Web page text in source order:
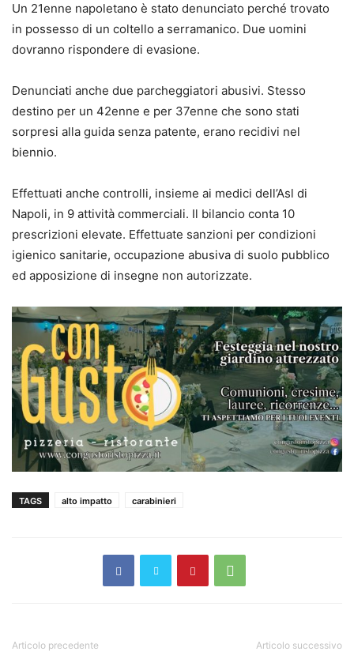
Un 21enne napoletano è stato denunciato perché trovato
in possesso di un coltello a serramanico. Due uomini
dovranno rispondere di evasione.
Denunciati anche due parcheggiatori abusivi. Stesso
destino per un 42enne e per 37enne che sono stati
sorpresi alla guida senza patente, erano recidivi nel
biennio.
Effettuati anche controlli, insieme ai medici dell’Asl di
Napoli, in 9 attività commerciali. Il bilancio conta 10
prescrizioni elevate. Effettuate sanzioni per condizioni
igienico sanitarie, occupazione abusiva di suolo pubblico
ed apposizione di insegne non autorizzate.
TAGS alto impatto carabinieri
Articolo precedente Articolo successivo